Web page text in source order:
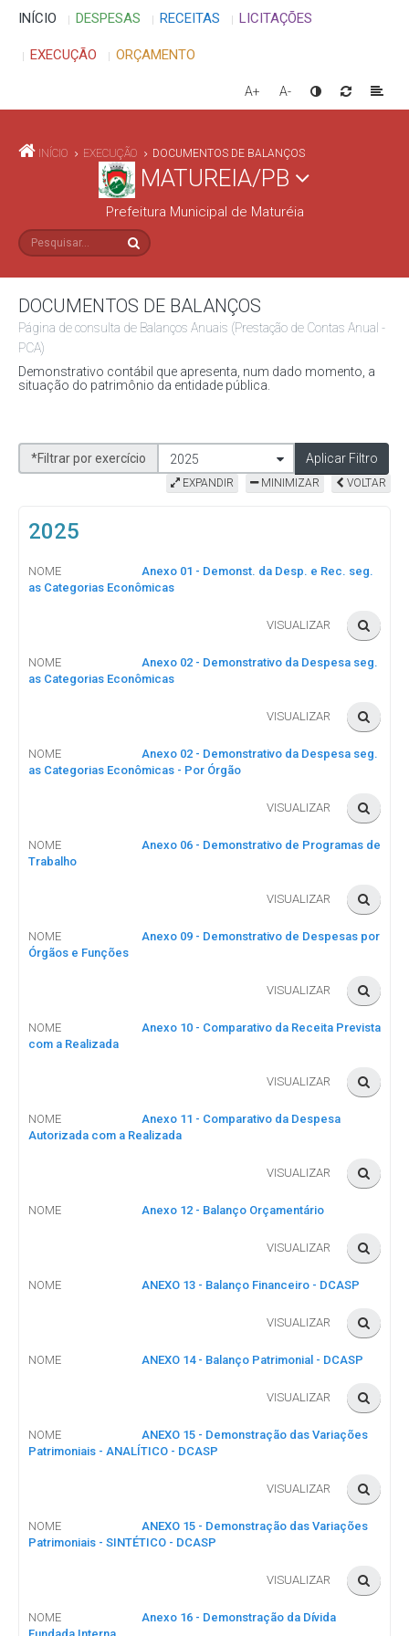
INÍCIO DESPESAS RECEITAS LICITAÇÕES
EXECUÇÃO ORÇAMENTO
A+ A-
INÍCIO EXECUÇÃO DOCUMENTOS DE BALANÇOS
MATUREIA/PB
Prefeitura Municipal de Maturéia
DOCUMENTOS DE BALANÇOS
Página de consulta de Balanços Anuais (Prestação de Contas Anual -
PCA)
Demonstrativo contábil que apresenta, num dado momento, a
situação do patrimônio da entidade pública.
*Filtrar por exercício 2025 Aplicar Filtro
EXPANDIR MINIMIZAR VOLTAR
2025
NOME
Anexo 01 - Demonst. da Desp. e Rec. seg.
as Categorias Econômicas
VISUALIZAR
NOME
Anexo 02 - Demonstrativo da Despesa seg.
as Categorias Econômicas
VISUALIZAR
NOME
Anexo 02 - Demonstrativo da Despesa seg.
as Categorias Econômicas - Por Órgão
VISUALIZAR
NOME
Anexo 06 - Demonstrativo de Programas de
Trabalho
VISUALIZAR
NOME
Anexo 09 - Demonstrativo de Despesas por
Órgãos e Funções
VISUALIZAR
NOME
Anexo 10 - Comparativo da Receita Prevista
com a Realizada
VISUALIZAR
NOME
Anexo 11 - Comparativo da Despesa
Autorizada com a Realizada
VISUALIZAR
NOME Anexo 12 - Balanço Orçamentário
VISUALIZAR
NOME ANEXO 13 - Balanço Financeiro - DCASP
VISUALIZAR
NOME ANEXO 14 - Balanço Patrimonial - DCASP
VISUALIZAR
NOME
ANEXO 15 - Demonstração das Variações
Patrimoniais - ANALÍTICO - DCASP
VISUALIZAR
NOME
ANEXO 15 - Demonstração das Variações
Patrimoniais - SINTÉTICO - DCASP
VISUALIZAR
NOME
Anexo 16 - Demonstração da Dívida